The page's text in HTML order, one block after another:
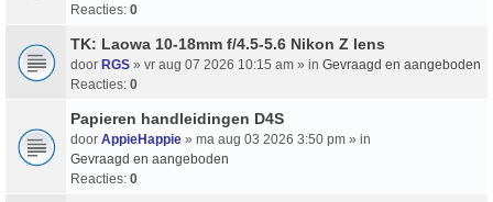
Reacties: 0
TK: Laowa 10-18mm f/4.5-5.6 Nikon Z lens
door RGS » vr aug 07 2026 10:15 am » in Gevraagd en aangeboden
Reacties: 0
Papieren handleidingen D4S
door AppieHappie » ma aug 03 2026 3:50 pm » in
Gevraagd en aangeboden
Reacties: 0